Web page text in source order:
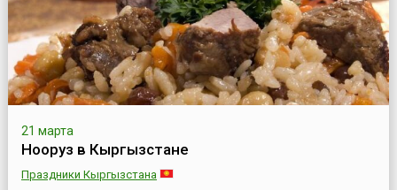
21 марта
Нооруз в Кыргызстане
Праздники Кыргызстана